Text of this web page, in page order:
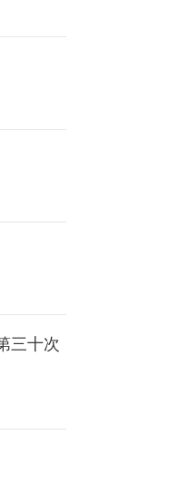
三十次